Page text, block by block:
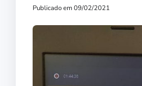
Publicado em 09/02/2021